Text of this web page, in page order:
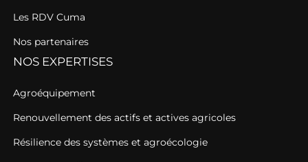
Les RDV Cuma
Nos partenaires
NOS EXPERTISES
Agroéquipement
Renouvellement des actifs et actives agricoles
Résilience des systèmes et agroécologie